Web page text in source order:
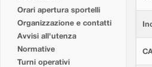
Orari apertura sportelli
Organizzazione e contatti
Avvisi all'utenza
Normative
Turni operativi